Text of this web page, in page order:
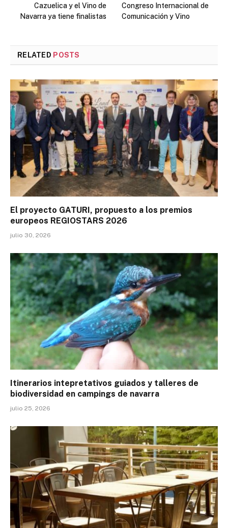
Cazuelica y el Vino de
Navarra ya tiene finalistas
Congreso Internacional de
Comunicación y Vino
RELATED POSTS
El proyecto GATURI, propuesto a los premios
europeos REGIOSTARS 2026
julio 30, 2026
Itinerarios intepretativos guiados y talleres de
biodiversidad en campings de navarra
julio 25, 2026